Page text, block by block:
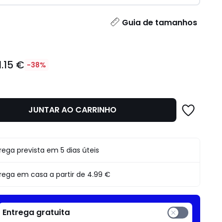
Guia de tamanhos
€ -38%
JUNTAR AO CARRINHO
prevista em 5 dias úteis
em casa a partir de 4.99 €
Entrega gratuita